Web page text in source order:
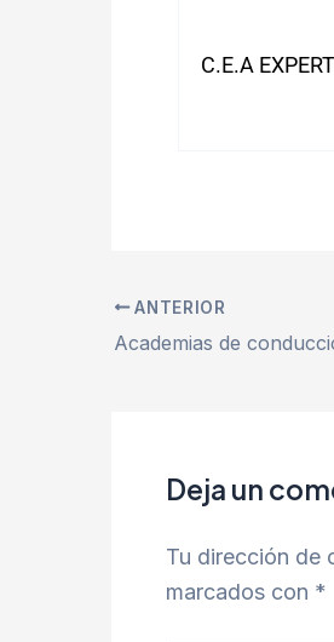
C.E.A
ANTERIOR
Academias de
Deja un
Tu dirección de
marcados con *